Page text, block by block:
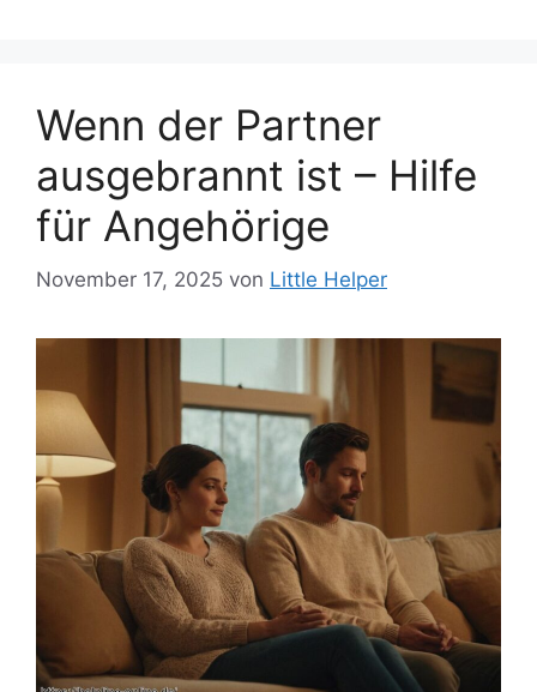
Wenn der Partner
ausgebrannt ist – Hilfe
für Angehörige
November 17, 2025 von Little Helper